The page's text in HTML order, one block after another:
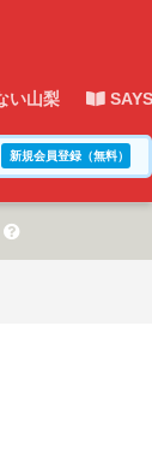
い山梨
新規会員登録（無料）